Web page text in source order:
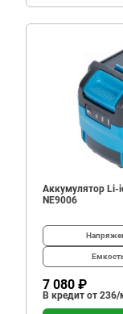
Аккумулятор Li-
NE9006
7 080 ₽
В кредит от 236/